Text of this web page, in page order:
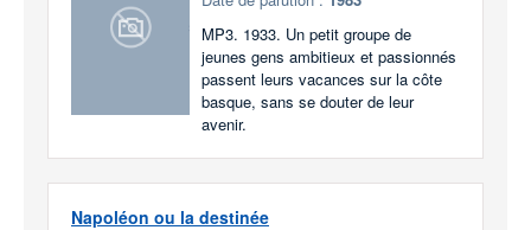
MP3. 1933. Un petit groupe de
jeunes gens ambitieux et passionnés
passent leurs vacances sur la côte
basque, sans se douter de leur
avenir.
Napoléon ou la destinée